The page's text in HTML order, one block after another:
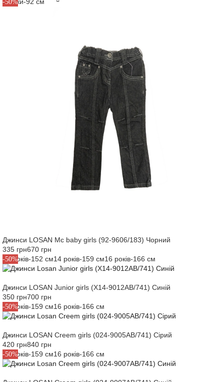
-50%
Джинси LOSAN Mc baby girls (92-9606/183) Чорний
335 грн670 грн
-50%
12 років-152 см14 років-159 см16 років-166 см
Джинси LOSAN Junior girls (X14-9012AB/741) Синій
350 грн700 грн
-50%
14 років-159 см16 років-166 см
Джинси LOSAN Creem girls (024-9005AB/741) Сірий
420 грн840 грн
-50%
14 років-159 см16 років-166 см